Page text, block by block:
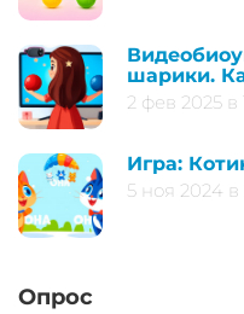
шарики.
2 фев 2025 в
Игра:
5 ноя 2024 в
Опрос